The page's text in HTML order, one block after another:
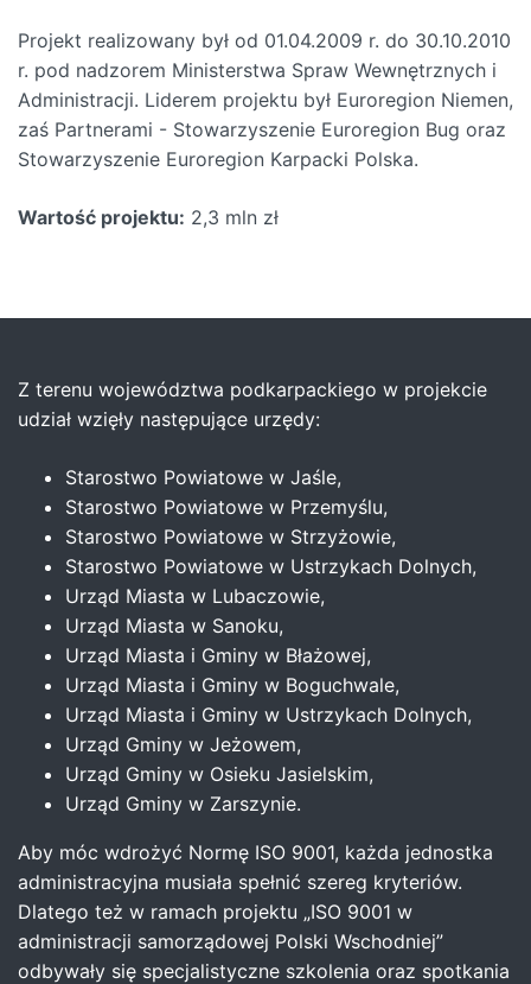
Projekt realizowany był od 01.04.2009 r. do 30.10.2010
r. pod nadzorem Ministerstwa Spraw Wewnętrznych i
Administracji. Liderem projektu był Euroregion Niemen,
zaś Partnerami - Stowarzyszenie Euroregion Bug oraz
Stowarzyszenie Euroregion Karpacki Polska.
Wartość projektu: 2,3 mln zł
Z terenu województwa podkarpackiego w projekcie
udział wzięły następujące urzędy:
Starostwo Powiatowe w Jaśle,
Starostwo Powiatowe w Przemyślu,
Starostwo Powiatowe w Strzyżowie,
Starostwo Powiatowe w Ustrzykach Dolnych,
Urząd Miasta w Lubaczowie,
Urząd Miasta w Sanoku,
Urząd Miasta i Gminy w Błażowej,
Urząd Miasta i Gminy w Boguchwale,
Urząd Miasta i Gminy w Ustrzykach Dolnych,
Urząd Gminy w Jeżowem,
Urząd Gminy w Osieku Jasielskim,
Urząd Gminy w Zarszynie.
Aby móc wdrożyć Normę ISO 9001, każda jednostka
administracyjna musiała spełnić szereg kryteriów.
Dlatego też w ramach projektu „ISO 9001 w
administracji samorządowej Polski Wschodniej”
odbywały się specjalistyczne szkolenia oraz spotkania